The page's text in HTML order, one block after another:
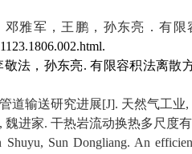
邓雅军，王鹏，孙东亮．有
敬法，孙东亮.有限容积法离散
道输送研究进展[J]. 天然气工业,
, 魏进家. 干热岩流动换热多尺度
Sun Dongliang. An